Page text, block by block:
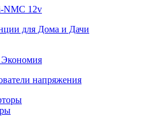
NMC 12v
для Дома и Дачи
Экономия
напряжения